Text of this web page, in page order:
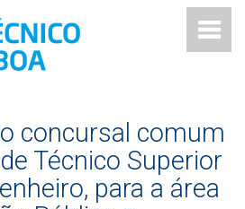
concursal comum
Técnico Superior
para a área